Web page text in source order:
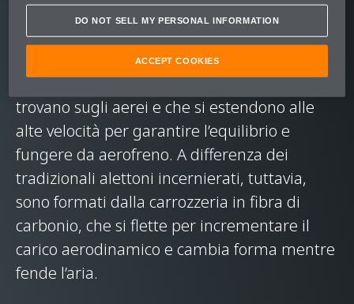
progettata per un motivo. Al posto del
tradizionale alettone posteriore, il bordo
d’uscita della McLaren Speedtail contiene
degli alettoni, componenti che solitamente si
trovano sugli aerei e che si estendono alle
alte velocità per garantire l’equilibrio e
fungere da aerofreno. A differenza dei
tradizionali alettoni incernierati, tuttavia,
sono formati dalla carrozzeria in fibra di
carbonio, che si flette per incrementare il
carico aerodinamico e cambia forma mentre
fende l’aria.
DO NOT SELL MY PERSONAL INFORMATION
ACCEPT COOKIES